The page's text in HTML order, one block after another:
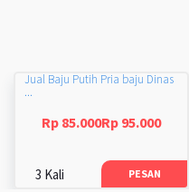
Jual Baju Putih Pria baju Dinas
...
Rp 85.000Rp 95.000
3 Kali PESAN